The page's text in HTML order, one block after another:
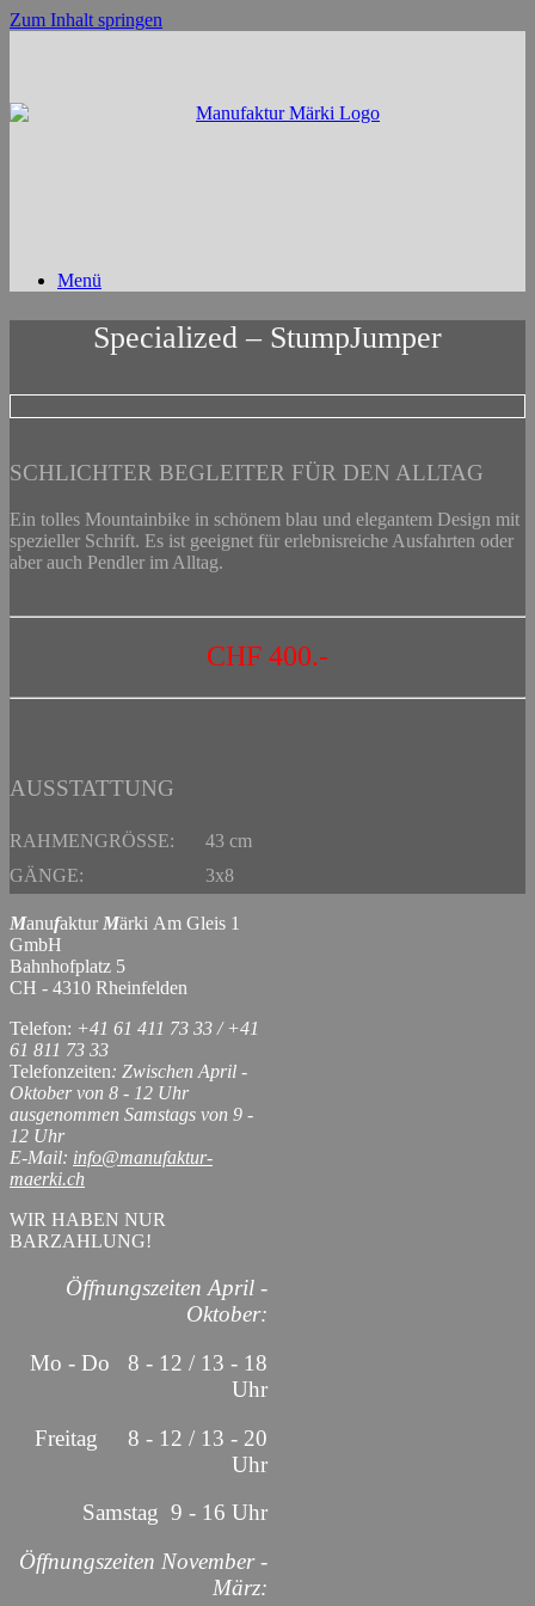
Zum Inhalt springen
Menü
Specialized – StumpJumper
SCHLICHTER BEGLEITER FÜR DEN ALLTAG
Ein tolles Mountainbike in schönem blau und elegantem Design mit
spezieller Schrift. Es ist geeignet für erlebnisreiche Ausfahrten oder
aber auch Pendler im Alltag.
CHF 400.-
AUSSTATTUNG
RAHMENGRÖSSE:
43 cm
GÄNGE:
3x8
Manufaktur Märki Am Gleis 1
GmbH
Bahnhofplatz 5
CH - 4310 Rheinfelden
Telefon: +41 61 411 73 33 / +41
61 811 73 33
Telefonzeiten: Zwischen April -
Oktober von 8 - 12 Uhr
ausgenommen Samstags von 9 -
12 Uhr
E-Mail: info@manufaktur-
maerki.ch
WIR HABEN NUR
BARZAHLUNG!
Öffnungszeiten April -
Oktober:
Mo - Do 8 - 12 / 13 - 18
Uhr
Freitag 8 - 12 / 13 - 20
Uhr
Samstag 9 - 16 Uhr
Öffnungszeiten November -
März: